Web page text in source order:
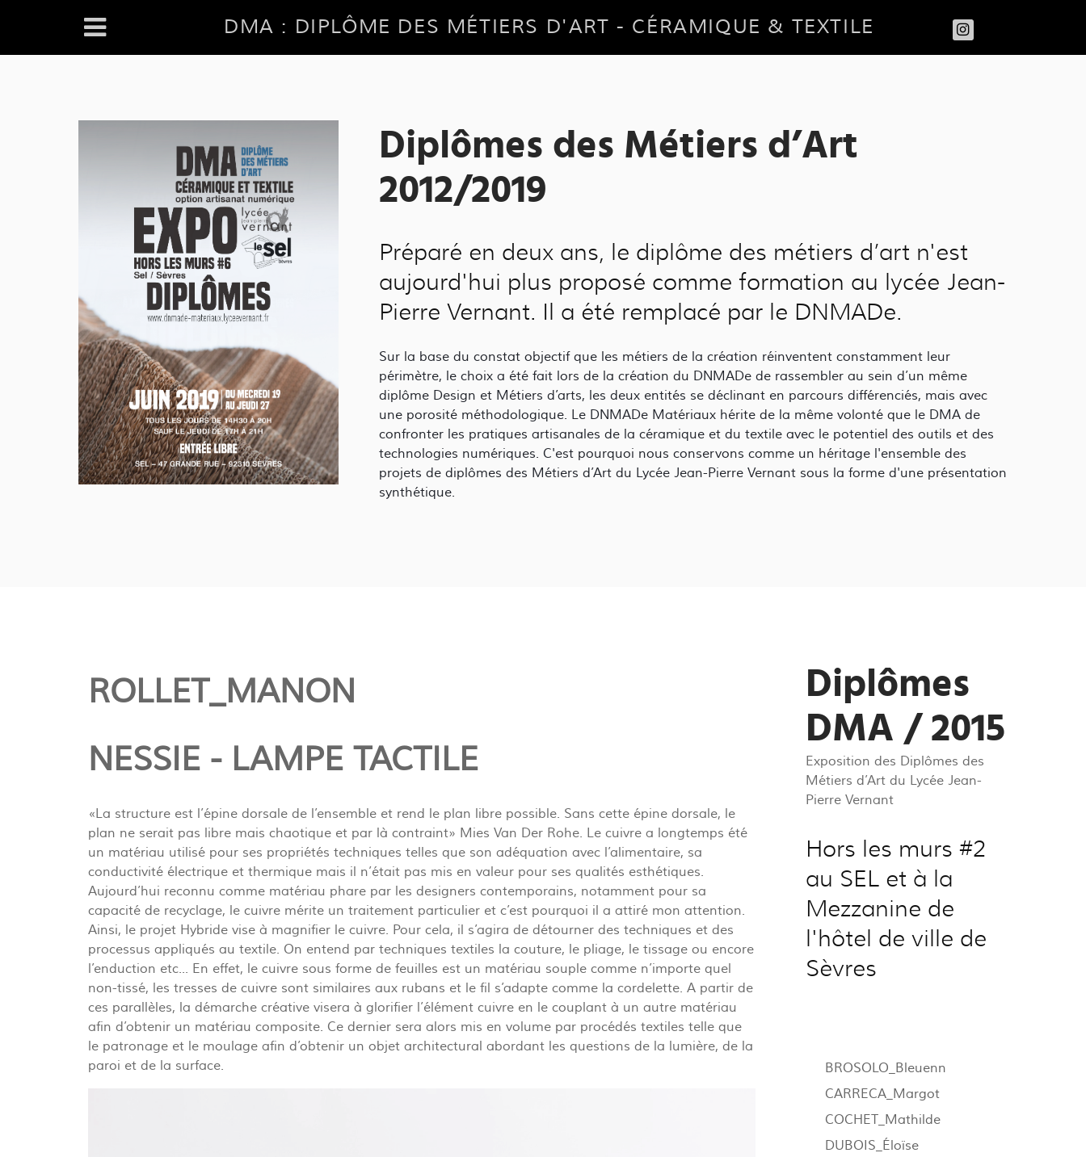
DMA : DIPLÔME DES MÉTIERS D'ART - CÉRAMIQUE & TEXTILE
Diplômes des Métiers d’Art
2012/2019
Préparé en deux ans, le diplôme des métiers d’art n'est
aujourd'hui plus proposé comme formation au lycée Jean-
Pierre Vernant. Il a été remplacé par le DNMADe.
Sur la base du constat objectif que les métiers de la création réinventent constamment leur
périmètre, le choix a été fait lors de la création du DNMADe de rassembler au sein d’un même
diplôme Design et Métiers d’arts, les deux entités se déclinant en parcours différenciés, mais avec
une porosité méthodologique. Le DNMADe Matériaux hérite de la même volonté que le DMA de
confronter les pratiques artisanales de la céramique et du textile avec le potentiel des outils et des
technologies numériques. C'est pourquoi nous conservons comme un héritage l'ensemble des
projets de diplômes des Métiers d’Art du Lycée Jean-Pierre Vernant sous la forme d'une présentation
synthétique.
ROLLET_MANON
NESSIE - LAMPE TACTILE
«La structure est l’épine dorsale de l’ensemble et rend le plan libre possible. Sans cette épine dorsale, le
plan ne serait pas libre mais chaotique et par là contraint» Mies Van Der Rohe. Le cuivre a longtemps été
un matériau utilisé pour ses propriétés techniques telles que son adéquation avec l’alimentaire, sa
conductivité électrique et thermique mais il n’était pas mis en valeur pour ses qualités esthétiques.
Aujourd’hui reconnu comme matériau phare par les designers contemporains, notamment pour sa
capacité de recyclage, le cuivre mérite un traitement particulier et c’est pourquoi il a attiré mon attention.
Ainsi, le projet Hybride vise à magnifier le cuivre. Pour cela, il s’agira de détourner des techniques et des
processus appliqués au textile. On entend par techniques textiles la couture, le pliage, le tissage ou encore
l’enduction etc... En effet, le cuivre sous forme de feuilles est un matériau souple comme n’importe quel
non-tissé, les tresses de cuivre sont similaires aux rubans et le fil s’adapte comme la cordelette. A partir de
ces parallèles, la démarche créative visera à glorifier l’élément cuivre en le couplant à un autre matériau
afin d’obtenir un matériau composite. Ce dernier sera alors mis en volume par procédés textiles telle que
le patronage et le moulage afin d’obtenir un objet architectural abordant les questions de la lumière, de la
paroi et de la surface.
Diplômes
DMA / 2015
Exposition des Diplômes des
Métiers d’Art du Lycée Jean-
Pierre Vernant
Hors les murs #2
au SEL et à la
Mezzanine de
l'hôtel de ville de
Sèvres
BROSOLO_Bleuenn
CARRECA_Margot
COCHET_Mathilde
DUBOIS_Éloïse